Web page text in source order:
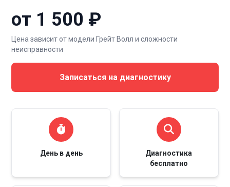
от 1 500 ₽
Цена зависит от модели Грейт Волл и сложности
неисправности
Записаться на диагностику
День в день
Диагностика
бесплатно